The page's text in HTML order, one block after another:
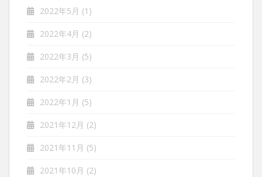
2022年5月 (1)
2022年4月 (2)
2022年3月 (5)
2022年2月 (3)
2022年1月 (5)
2021年12月 (2)
2021年11月 (5)
2021年10月 (2)